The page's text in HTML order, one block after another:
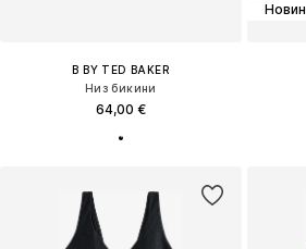
B BY TED BAKER
Низ бикини
64,00 €